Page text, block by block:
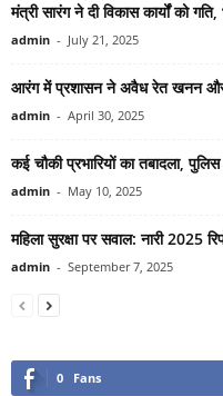
मंत्री सारंग ने दी विकास कार्यों को
admin - July 21, 2025
आरंग में प्रशासन ने अवैध रेत खनन और
admin - April 30, 2025
कई चौकी प्रभारियों का तबादला,
admin - May 10, 2025
महिला सुरक्षा पर सवाल: नारी 2025
admin - September 7, 2025
0 Fans